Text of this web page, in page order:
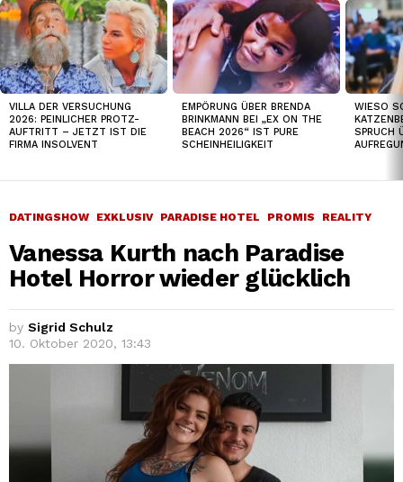
TOP
NEWS
VILLA DER VERSUCHUNG
2026: PEINLICHER PROTZ-
AUFTRITT – JETZT IST DIE
FIRMA INSOLVENT
EMPÖRUNG ÜBER BRENDA
BRINKMANN BEI „EX ON THE
BEACH 2026“ IST PURE
SCHEINHEILIGKEIT
WIESO
SPRUCH
DATINGSHOW EXKLUSIV PARADISE HOTEL PROMIS REALITY
Vanessa Kurth nach Paradise
Hotel Horror wieder glücklich
by Sigrid Schulz
10. Oktober 2020, 13:43